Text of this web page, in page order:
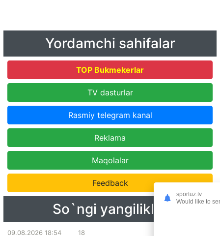
Yordamchi sahifalar
TOP Bukmekerlar
TV dasturlar
Rasmiy telegram kanal
Reklama
Maqolalar
Feedback
So`ngi yangiliklar
09.08.2026 18:54 18
sportuz.tv
Would like to